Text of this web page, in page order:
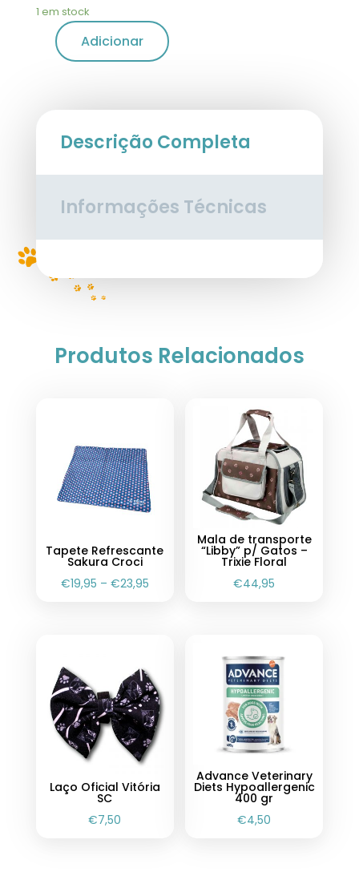
1 em stock
Adicionar
Descrição Completa
Informações Técnicas
Produtos Relacionados
Tapete Refrescante
Sakura Croci
€19,95 – €23,95
Mala de transporte
“Libby” p/ Gatos –
Trixie Floral
€44,95
Laço Oficial Vitória
SC
€7,50
Advance Veterinary
Diets Hypoallergenic
400 gr
€4,50